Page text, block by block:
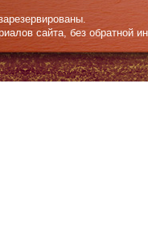
сайта, без обратной